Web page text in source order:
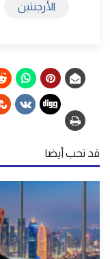
الأرجنتين
قد تحب أيضا